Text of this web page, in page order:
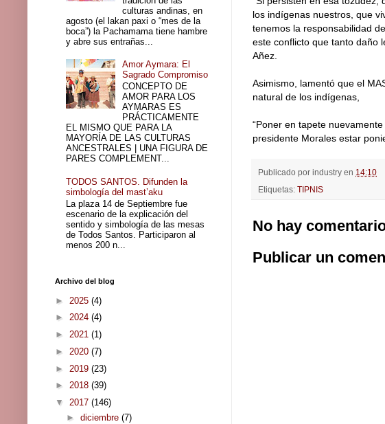
los indígenas nuestros, que
tenemos la responsabilidad
este conflicto que tanto daño
Añez.
Asimismo, lamentó que el
natural de los indígenas,
“Poner en tapete
presidente Morales estar
Publicado por industry en 14:10
Etiquetas: TIPNIS
No hay
Publicar un
culturas andinas, en
agosto (el lakan paxi o “mes de la
boca”) la Pachamama tiene hambre
y abre sus entrañas...
Amor Aymara: El
Sagrado Compromiso
CONCEPTO DE
AMOR PARA LOS
AYMARAS ES
PRÁCTICAMENTE
EL MISMO QUE PARA LA
MAYORÍA DE LAS CULTURAS
ANCESTRALES | UNA FIGURA DE
PARES COMPLEMENT...
TODOS SANTOS. Difunden la
simbología del mast’aku
La plaza 14 de Septiembre fue
escenario de la explicación del
sentido y simbología de las mesas
de Todos Santos. Participaron al
menos 200 n...
Archivo del blog
► 2025 (4)
► 2024 (4)
► 2021 (1)
► 2020 (7)
► 2019 (23)
► 2018 (39)
▼ 2017 (146)
► diciembre (7)